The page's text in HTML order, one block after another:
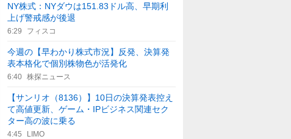
NY株式：NYダウは151.83ドル高、早期利
上げ警戒感が後退
6:29 フィスコ
今週の【早わかり株式市況】反発、決算発
表本格化で個別株物色が活発化
6:40 株探ニュース
【サンリオ（8136）】10日の決算発表控え
て高値更新、ゲーム・IPビジネス関連セク
ター高の波に乗る
4:45 LIMO